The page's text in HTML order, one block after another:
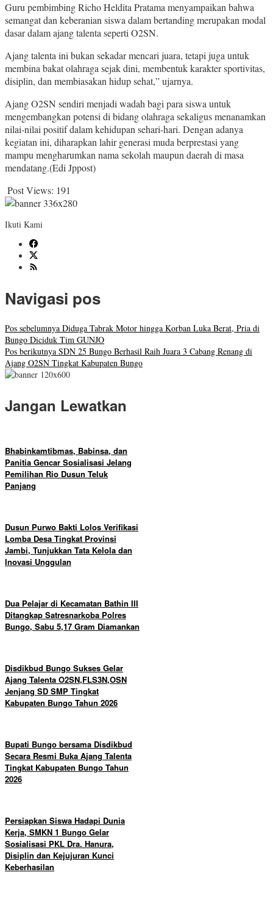
Guru pembimbing Richo Heldita Pratama menyampaikan bahwa
semangat dan keberanian siswa dalam bertanding merupakan modal
dasar dalam ajang talenta seperti O2SN.
Ajang talenta ini bukan sekadar mencari juara, tetapi juga untuk
membina bakat olahraga sejak dini, membentuk karakter sportivitas,
disiplin, dan membiasakan hidup sehat,” ujarnya.
Ajang O2SN sendiri menjadi wadah bagi para siswa untuk
mengembangkan potensi di bidang olahraga sekaligus menanamkan
nilai-nilai positif dalam kehidupan sehari-hari. Dengan adanya
kegiatan ini, diharapkan lahir generasi muda berprestasi yang
mampu mengharumkan nama sekolah maupun daerah di masa
mendatang.(Edi Jppost)
Post Views: 191
Ikuti Kami
Navigasi pos
Pos sebelumnya Diduga Tabrak Motor hingga Korban Luka Berat, Pria di
Bungo Diciduk Tim GUNJO
Pos berikutnya SDN 25 Bungo Berhasil Raih Juara 3 Cabang Renang di
Ajang O2SN Tingkat Kabupaten Bungo
Jangan Lewatkan
Bhabinkamtibmas, Babinsa, dan
Panitia Gencar Sosialisasi Jelang
Pemilihan Rio Dusun Teluk
Panjang
Dusun Purwo Bakti Lolos Verifikasi
Lomba Desa Tingkat Provinsi
Jambi, Tunjukkan Tata Kelola dan
Inovasi Unggulan
Dua Pelajar di Kecamatan Bathin III
Ditangkap Satresnarkoba Polres
Bungo, Sabu 5,17 Gram Diamankan
Disdikbud Bungo Sukses Gelar
Ajang Talenta O2SN,FLS3N,OSN
Jenjang SD SMP Tingkat
Kabupaten Bungo Tahun 2026
Bupati Bungo bersama Disdikbud
Secara Resmi Buka Ajang Talenta
Tingkat Kabupaten Bungo Tahun
2026
Persiapkan Siswa Hadapi Dunia
Kerja, SMKN 1 Bungo Gelar
Sosialisasi PKL Dra. Hanura,
Disiplin dan Kejujuran Kunci
Keberhasilan